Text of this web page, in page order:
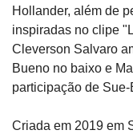
Hollander, além de
inspiradas no clipe
Cleverson Salvaro
Bueno no baixo e
participação de Sue-
Criada em 2019 em